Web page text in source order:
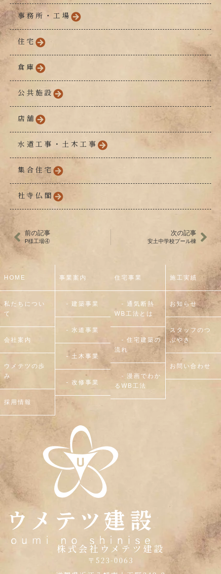
事務所・工場
住宅
倉庫
公共施設
店舗
水道工事・土木工事
集合住宅
社寺仏閣
前の記事
P様工場④
次の記事
安土中学校プール棟
株式会社ウメテツ建設
〒523-0063
HOME
私たちについ
て
会社案内
ウメテツの歩
み
採用情報
事業案内
- 建築事業
- 水道事業
- 土木事業
- 改修事業
住宅事業
- 通気断熱
WB工法とは
- 住宅建築の
流れ
- 漫画でわか
るWB工法
施工実績
お知らせ
スタッフのつ
ぶやき
お問い合わせ